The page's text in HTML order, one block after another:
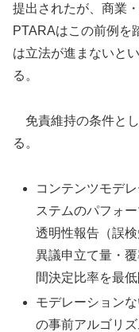
提出されたが、商業
PTARAはこの前例を
は立法が進まないと
る。
免責維持の条件と
る。
コンテンツモデ
ステムのパフォ
透明性報告（誤
異議申立て量・
間決定比率を最低
モデレーション
の事前アルゴリ